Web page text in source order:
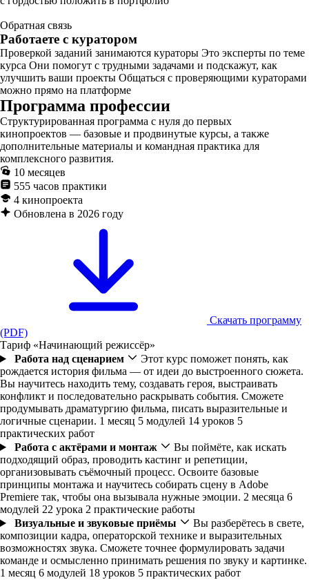
Обратная связь
Работаете с куратором
Проверкой заданий занимаются кураторы Это эксперты по теме
курса Они помогут с трудными задачами и подскажут, как
улучшить ваши проекты Общаться с проверяющими кураторами
можно прямо на платформе
Программа профессии
Структурированная программа с нуля до первых
кинопроектов — базовые и продвинутые курсы, а также
дополнительные материалы и командная практика для
комплексного развития.
10 месяцев
555 часов практики
4 кинопроекта
Обновлена в 2026 году
Скачать программу
(PDF)
Тариф «Начинающий режиссёр»
Работа над сценарием
Этот курс поможет понять, как
рождается история фильма — от идеи до выстроенного сюжета.
Вы научитесь находить тему, создавать героя, выстраивать
конфликт и последовательно раскрывать события. Сможете
продумывать драматургию фильма, писать выразительные и
логичные сценарии. 1 месяц 5 модулей 14 уроков 5
практических работ
Работа с актёрами и монтаж
Вы поймёте, как искать
подходящий образ, проводить кастинг и репетиции,
организовывать съёмочный процесс. Освоите базовые
принципы монтажа и научитесь собирать сцену в Adobe
Premiere так, чтобы она вызывала нужные эмоции. 2 месяца 6
модулей 22 урока 2 практические работы
Визуальные и звуковые приёмы
Вы разберётесь в свете,
композиции кадра, операторской технике и выразительных
возможностях звука. Сможете точнее формулировать задачи
команде и осмысленно принимать решения по звуку и картинке.
1 месяц 6 модулей 18 уроков 5 практических работ